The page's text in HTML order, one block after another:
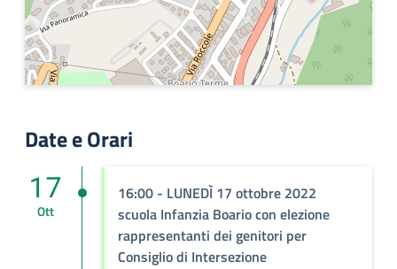
Date e Orari
16:00 - LUNEDÌ 17 ottobre 2022
scuola Infanzia Boario con elezione
rappresentanti dei genitori per
Consiglio di Intersezione
17
Ott